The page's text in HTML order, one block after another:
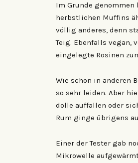
Im Grunde
herbstlichen Muffins
völlig anderes, denn
Teig. Ebenfalls vegan,
eingelegte Rosinen
Wie schon in anderen
so sehr leiden. Aber
dolle auffallen oder
Rum ginge übrigens
Einer der Tester gab
Mikrowelle